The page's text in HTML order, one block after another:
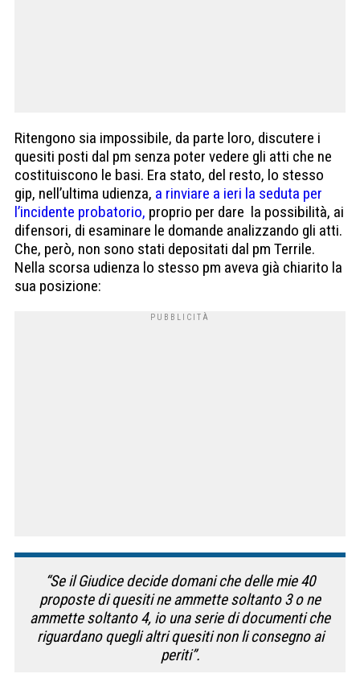
Ritengono sia impossibile, da parte loro, discutere i
quesiti posti dal pm senza poter vedere gli atti che ne
costituiscono le basi. Era stato, del resto, lo stesso
gip, nell’ultima udienza, a rinviare a ieri la seduta per
l’incidente probatorio, proprio per dare la possibilità, ai
difensori, di esaminare le domande analizzando gli atti.
Che, però, non sono stati depositati dal pm Terrile.
Nella scorsa udienza lo stesso pm aveva già chiarito la
sua posizione:
“Se il Giudice decide domani che delle mie 40
proposte di quesiti ne ammette soltanto 3 o ne
ammette soltanto 4, io una serie di documenti che
riguardano quegli altri quesiti non li consegno ai
periti”.